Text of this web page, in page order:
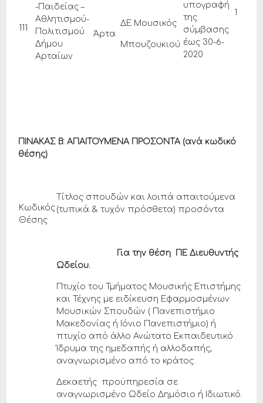
111
-Παιδείας –
Αθλητισμού-
Πολιτισμού
Δήμου
Αρταίων
Άρτα
ΔΕ Μουσικός
Μπουζουκιού
υπογραφή
της
σύμβασης
έως 30-6-
2020
1
ΠΙΝΑΚΑΣ Β: ΑΠΑΙΤΟΥΜΕΝΑ ΠΡΟΣΟΝΤΑ (ανά κωδικό
θέσης)
Κωδικός
Θέσης
Τίτλος σπουδών και λοιπά απαιτούμενα
(τυπικά & τυχόν πρόσθετα) προσόντα
Για την θέση ΠΕ Διευθυντής
Ωδείου.
Πτυχίο του Τμήματος Μουσικής Επιστήμης
και Τέχνης με ειδίκευση Εφαρμοσμένων
Μουσικών Σπουδών ( Πανεπιστήμιο
Μακεδονίας ή Ιόνιο Πανεπιστήμιο) ή
πτυχίο από άλλο Ανώτατο Εκπαιδευτικό
Ίδρυμα της ημεδαπής ή αλλοδαπής,
αναγνωρισμένο από το κράτος.
Δεκαετής προϋπηρεσία σε
αναγνωρισμένο Ωδείο Δημόσιο ή Ιδιωτικό.